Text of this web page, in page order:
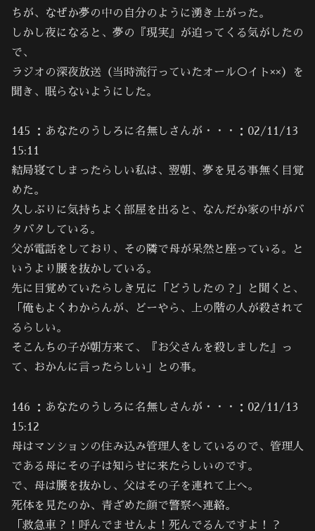
ちが、なぜか夢の中の自分のように湧き上がった。
しかし夜になると、夢の『現実』が迫ってくる気がしたの
で、
ラジオの深夜放送（当時流行っていたオール○イト××）を
聞き、眠らないようにした。
145 ：あなたのうしろに名無しさんが・・・：02/11/13
15:11
結局寝てしまったらしい私は、翌朝、夢を見る事無く目覚
めた。
久しぶりに気持ちよく部屋を出ると、なんだか家の中がバ
タバタしている。
父が電話をしており、その隣で母が呆然と座っている。と
いうより腰を抜かしている。
先に目覚めていたらしき兄に「どうしたの？」と聞くと、
「俺もよくわからんが、どーやら、上の階の人が殺されて
るらしい。
そこんちの子が朝方来て、『お父さんを殺しました』っ
て、おかんに言ったらしい」との事。
146 ：あなたのうしろに名無しさんが・・・：02/11/13
15:12
母はマンションの住み込み管理人をしているので、管理人
である母にその子は知らせに来たらしいのです。
で、母は腰を抜かし、父はその子を連れて上へ。
死体を見たのか、青ざめた顔で警察へ連絡。
「救急車？！呼んでませんよ！死んでるんですよ！？